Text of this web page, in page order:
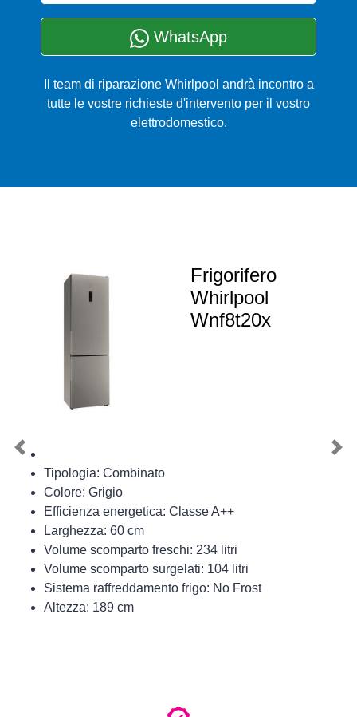
WhatsApp
Il team di riparazione Whirlpool andrà incontro a
tutte le vostre richieste d'intervento per il vostro
elettrodomestico.
Frigorifero
Whirlpool
Wnf8t20x
Tipologia: Combinato
Colore: Grigio
Efficienza energetica: Classe A++
Larghezza: 60 cm
Volume scomparto freschi: 234 litri
Volume scomparto surgelati: 104 litri
Sistema raffreddamento frigo: No Frost
Altezza: 189 cm
Previous